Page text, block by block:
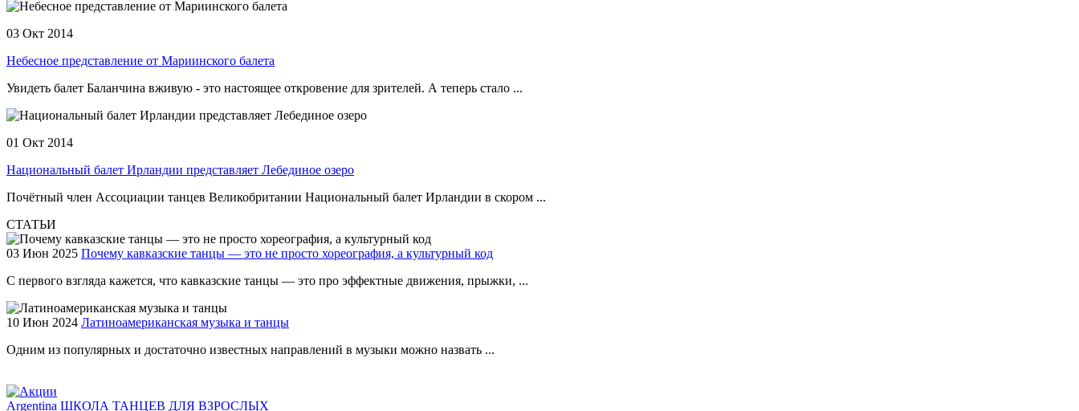
03 Окт 2014
Небесное представление от Мариинского балета
Увидеть балет Баланчина вживую - это настоящее откровение для зрителей. А теперь стало ...
01 Окт 2014
Национальный балет Ирландии представляет Лебединое озеро
Почётный член Ассоциации танцев Великобритании Национальный балет Ирландии в скором ...
СТАТЬИ
03 Июн 2025 Почему кавказские танцы — это не просто хореография, а культурный код
С первого взгляда кажется, что кавказские танцы — это про эффектные движения, прыжки, ...
10 Июн 2024 Латиноамериканская музыка и танцы
Одним из популярных и достаточно известных направлений в музыки можно назвать ...
Argentina ШКОЛА ТАНЦЕВ ДЛЯ ВЗРОСЛЫХ